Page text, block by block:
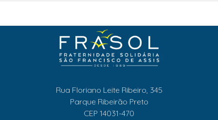
Rua Floriano Leite Ribeiro, 345
Parque Ribeirão Preto
CEP 14031-470